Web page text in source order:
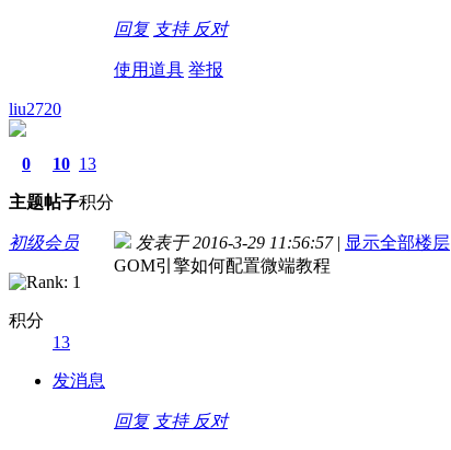
回复 支持 反对
使用道具 举报
liu2720
0
主题
10
帖子
13
积分
初级会员
积分
13
发消息
发表于 2016-3-29 11:56:57 | 显示全部楼层
GOM引擎如何配置微端教程
回复 支持 反对